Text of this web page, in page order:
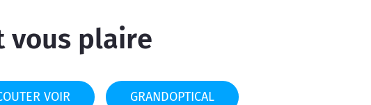
vous plaire
VOIR GRANDOPTICAL